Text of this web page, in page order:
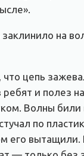
на
цепь
и полез
Волны били
по
его вытащили.